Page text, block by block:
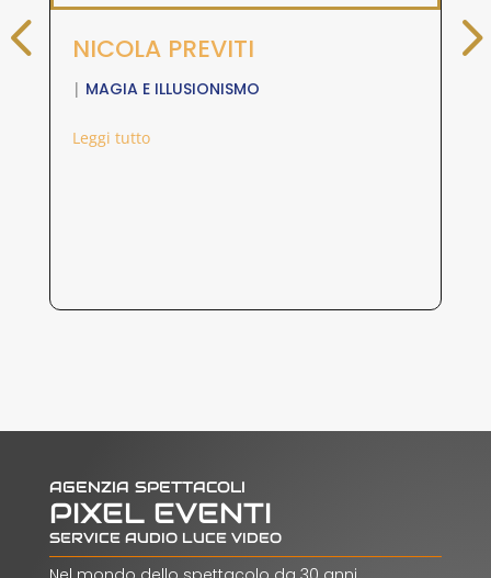
NICOLA PREVITI
| MAGIA E ILLUSIONISMO
Leggi tutto
AGENZIA SPETTACOLI
PIXEL EVENTI
SERVICE AUDIO LUCE VIDEO